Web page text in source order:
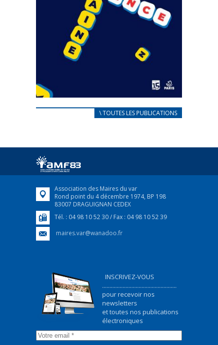
CARNET D’ACCUEIL
Afin d’accompagner au mieux les réfugiés
FEUILLETER
\ TOUTES LES PUBLICATIONS
Association des Maires du var
Rond point du 4 décembre 1974, BP 198
83007 DRAGUIGNAN CEDEX
Tél. : 04 98 10 52 30 / Fax : 04 98 10 52 39
maires.var@wanadoo.fr
INSCRIVEZ-VOUS
...................................................
pour recevoir nos
newsletters
et toutes nos publications
électroniques